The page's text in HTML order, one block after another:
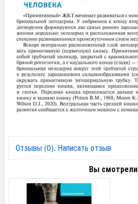
Отзывы (0). Написать отзыв
Вы смотрели